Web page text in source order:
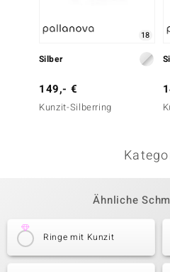
18
Silber
149,- €
Kunzit-Silberring
Ähnliche
Ringe mit Kunzit